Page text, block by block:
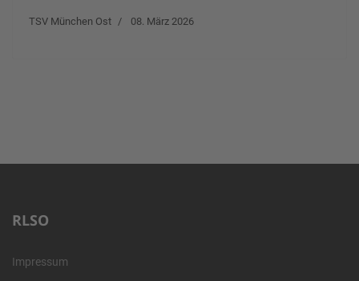
TSV München Ost 08. März 2026
RLSO
Impressum